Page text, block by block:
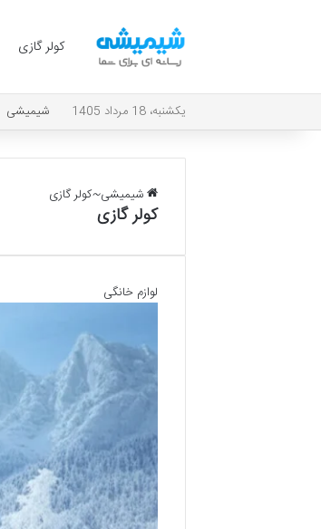
کولر گازی
یکشنبه، 18 مرداد 1405 شیمیشی
شیمیشی~کولر گازی
کولر گازی
لوازم خانگی